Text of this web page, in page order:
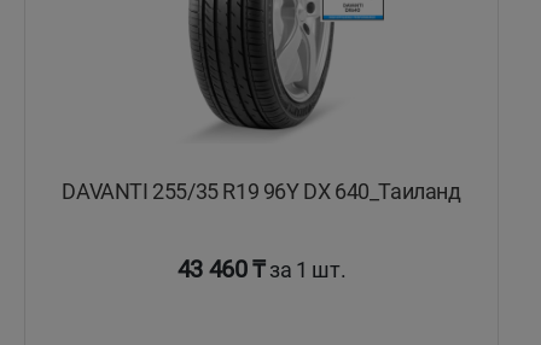
DAVANTI 255/35 R19 96Y DX 640_Таиланд
43 460 ₸за 1 шт.